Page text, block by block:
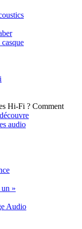
Comment
audio
»
Audio